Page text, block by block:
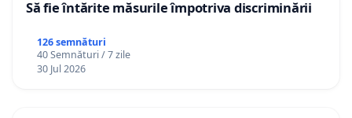
Să fie întărite măsurile împotriva discriminării
126 semnături
40 Semnături / 7 zile
30 Jul 2026